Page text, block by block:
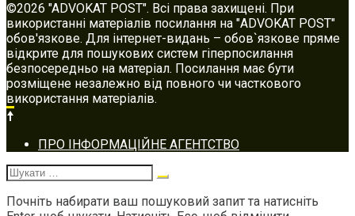
©2026 "ADVOKAT POST". Всі права захищені. При
використанні матеріалів посилання на "ADVOKAT POST"
обов'язкове. Для інтернет-видань – обов`язкове пряме
відкрите для пошукових систем гіперпосилання
безпосередньо на матеріал. Посилання має бути
розміщене незалежно від повного чи часткового
використання матеріалів.
Footer
navigation
ПРО ІНФОРМАЦІЙНЕ АГЕНТСТВО
Шукати:
Почніть набирати ваш пошуковий запит та натисніть